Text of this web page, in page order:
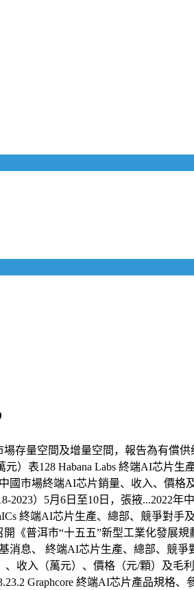
量空間及增量空間，報告為有償
）表128 Habana Labs 終端AI芯片
國市場終端AI芯片銷量、收入、價格
）5月6日至10日，張掖...2022
終端AI芯片生產、總部、競爭對
《普洱市“十五五”新型工業化發展
消息、 終端AI芯片生產、總部、競
收入（萬元）、價格（元/顆）及毛
Graphcore 終端AI芯片產品規格